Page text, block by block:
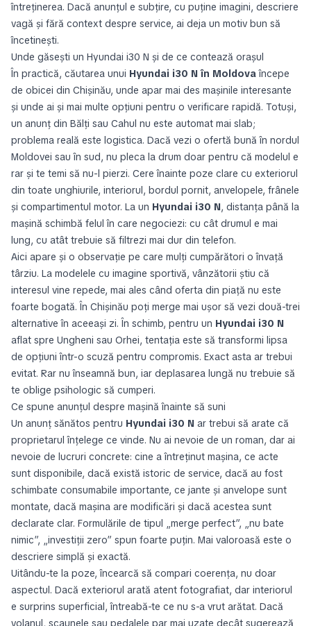
întreținerea. Dacă anunțul e subțire, cu puține imagini, descriere
vagă și fără context despre service, ai deja un motiv bun să
încetinești.
Unde găsești un Hyundai i30 N și de ce contează orașul
În practică, căutarea unui Hyundai i30 N în Moldovaîncepe
de obicei din Chișinău, unde apar mai des mașinile interesante
și unde ai și mai multe opțiuni pentru o verificare rapidă. Totuși,
un anunț din Bălți sau Cahul nu este automat mai slab;
problema reală este logistica. Dacă vezi o ofertă bună în nordul
Moldovei sau în sud, nu pleca la drum doar pentru că modelul e
rar și te temi să nu-l pierzi. Cere înainte poze clare cu exteriorul
din toate unghiurile, interiorul, bordul pornit, anvelopele, frânele
și compartimentul motor. La un Hyundai i30 N, distanța până la
mașină schimbă felul în care negociezi: cu cât drumul e mai
lung, cu atât trebuie să filtrezi mai dur din telefon.
Aici apare și o observație pe care mulți cumpărători o învață
târziu. La modelele cu imagine sportivă, vânzătorii știu că
interesul vine repede, mai ales când oferta din piață nu este
foarte bogată. În Chișinău poți merge mai ușor să vezi două-trei
alternative în aceeași zi. În schimb, pentru un Hyundai i30 N
aflat spre Ungheni sau Orhei, tentația este să transformi lipsa
de opțiuni într-o scuză pentru compromis. Exact asta ar trebui
evitat. Rar nu înseamnă bun, iar deplasarea lungă nu trebuie să
te oblige psihologic să cumperi.
Ce spune anunțul despre mașină înainte să suni
Un anunț sănătos pentru Hyundai i30 N ar trebui să arate că
proprietarul înțelege ce vinde. Nu ai nevoie de un roman, dar ai
nevoie de lucruri concrete: cine a întreținut mașina, ce acte
sunt disponibile, dacă există istoric de service, dacă au fost
schimbate consumabile importante, ce jante și anvelope sunt
montate, dacă mașina are modificări și dacă acestea sunt
declarate clar. Formulările de tipul „merge perfect”, „nu bate
nimic”, „investiții zero” spun foarte puțin. Mai valoroasă este o
descriere simplă și exactă.
Uitându-te la poze, încearcă să compari coerența, nu doar
aspectul. Dacă exteriorul arată atent fotografiat, dar interiorul
e surprins superficial, întreabă-te ce nu s-a vrut arătat. Dacă
volanul, scaunele sau pedalele par mai uzate decât sugerează